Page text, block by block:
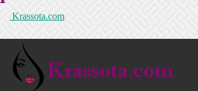
Krassota.com